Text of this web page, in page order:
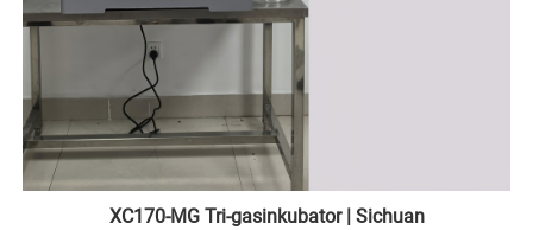
XC170-MG Tri-gasinkubator | Sichuan